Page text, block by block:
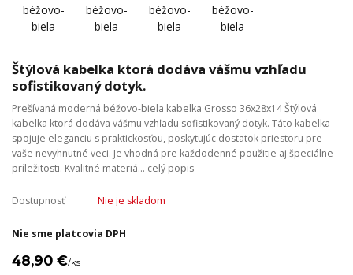
Štýlová kabelka ktorá dodáva vášmu vzhľadu
sofistikovaný dotyk.
Prešívaná moderná béžovo-biela kabelka Grosso 36x28x14 Štýlová
kabelka ktorá dodáva vášmu vzhľadu sofistikovaný dotyk. Táto kabelka
spojuje eleganciu s praktickosťou, poskytujúc dostatok priestoru pre
vaše nevyhnutné veci. Je vhodná pre každodenné použitie aj špeciálne
príležitosti. Kvalitné materiá... celý popis
Dostupnosť Nie je skladom
Nie sme platcovia DPH
48,90 €/ks